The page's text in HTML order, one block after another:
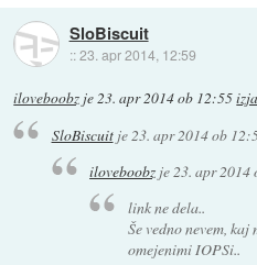
SloBiscuit
::23. apr 2014, 12:59
iloveboobz je23. apr 2014 ob 12:55
SloBiscuitje23. apr 2014 ob
iloveboobz je 23. apr 2014
link ne dela..
Še vedno nevem, kaj
omejenimi IOPSi..